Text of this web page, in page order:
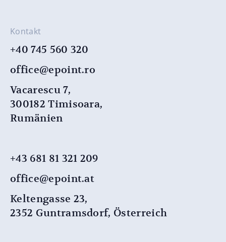
Kontakt
+40 745 560 320
office@epoint.ro
Vacarescu 7,
300182 Timisoara,
Rumänien
+43 681 81 321 209
office@epoint.at
Keltengasse 23,
2352 Guntramsdorf, Österreich